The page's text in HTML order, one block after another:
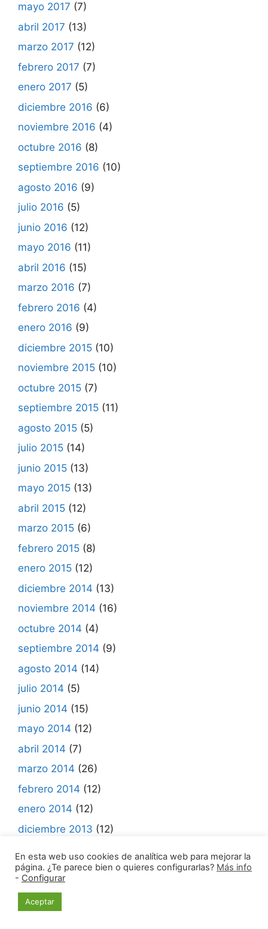
mayo 2017 (7)
abril 2017 (13)
marzo 2017 (12)
febrero 2017 (7)
enero 2017 (5)
diciembre 2016 (6)
noviembre 2016 (4)
octubre 2016 (8)
septiembre 2016 (10)
agosto 2016 (9)
julio 2016 (5)
junio 2016 (12)
mayo 2016 (11)
abril 2016 (15)
marzo 2016 (7)
febrero 2016 (4)
enero 2016 (9)
diciembre 2015 (10)
noviembre 2015 (10)
octubre 2015 (7)
septiembre 2015 (11)
agosto 2015 (5)
julio 2015 (14)
junio 2015 (13)
mayo 2015 (13)
abril 2015 (12)
marzo 2015 (6)
febrero 2015 (8)
enero 2015 (12)
diciembre 2014 (13)
noviembre 2014 (16)
octubre 2014 (4)
septiembre 2014 (9)
agosto 2014 (14)
julio 2014 (5)
junio 2014 (15)
mayo 2014 (12)
abril 2014 (7)
marzo 2014 (26)
febrero 2014 (12)
enero 2014 (12)
diciembre 2013 (12)
octubre 2013(18)
agosto 2013
En esta web uso cookies de analítica web para mejorar la
página. ¿Te parece bien o quieres configurarlas? Más info
- Configurar
Aceptar